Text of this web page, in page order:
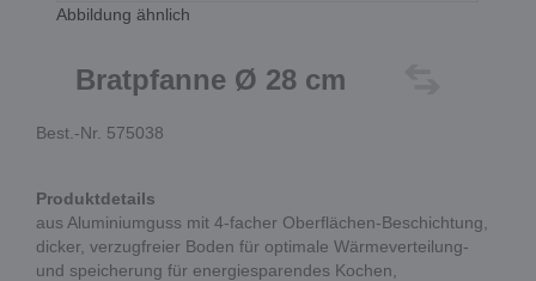
Abbildung ähnlich
Bratpfanne Ø 28 cm
Best.-Nr. 575038
Produktdetails
aus Aluminiumguss mit 4-facher Oberflächen-Beschichtung,
dicker, verzugfreier Boden für optimale Wärmeverteilung-
und speicherung für energiesparendes Kochen,